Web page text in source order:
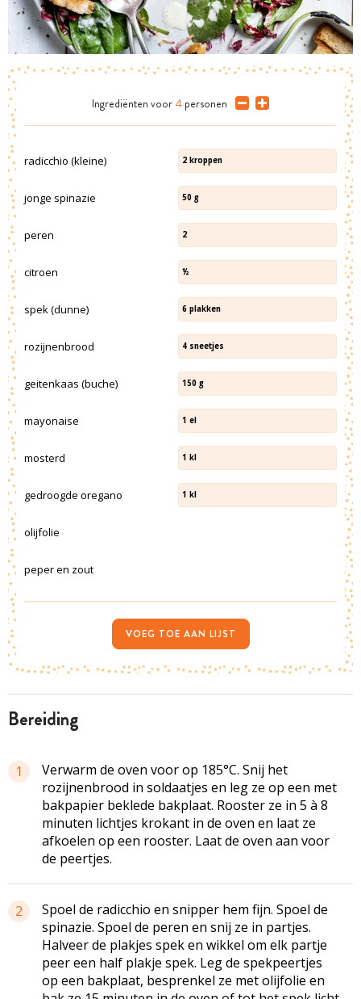
bereiding
1
Verwarm de oven voor op 185°C. Snij het
rozijnenbrood in soldaatjes en leg ze op een met
bakpapier beklede bakplaat. Rooster ze in 5 à 8
minuten lichtjes krokant in de oven en laat ze
afkoelen op een rooster. Laat de oven aan voor
de peertjes.
2
Spoel de radicchio en snipper hem fijn. Spoel de
spinazie. Spoel de peren en snij ze in partjes.
Halveer de plakjes spek en wikkel om elk partje
peer een half plakje spek. Leg de spekpeertjes
op een bakplaat, besprenkel ze met olijfolie en
Ingrediënten voor 4 personen
radicchio (kleine) 2 kroppen
jonge spinazie 50 g
peren 2
citroen ½
spek (dunne) 6 plakken
rozijnenbrood 4 sneetjes
geitenkaas (buche) 150 g
mayonaise 1 el
mosterd 1 kl
gedroogde oregano 1 kl
olijfolie
peper en zout
VOEG TOE AAN LIJST